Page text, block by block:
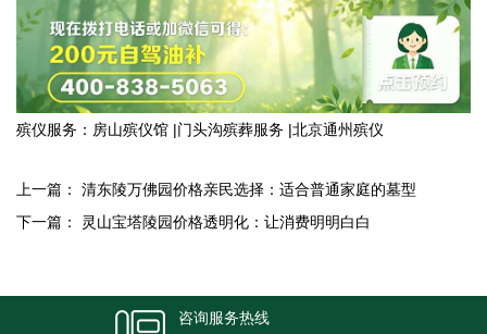
殡仪服务： 房山殡仪馆 |门头沟殡葬服务 |北京通州殡仪
上一篇： 清东陵万佛园价格亲民选择：适合普通家庭的墓型
下一篇：
灵山宝塔陵园价格透明化：让消费明明白白
咨询服务热线